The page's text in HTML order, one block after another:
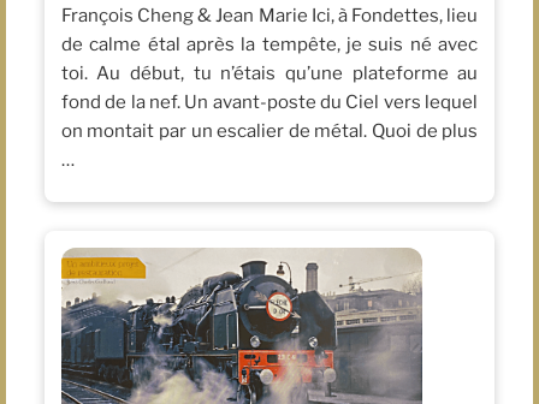
François Cheng & Jean Marie Ici, à Fondettes, lieu
de calme étal après la tempête, je suis né avec
toi. Au début, tu n’étais qu’une plateforme au
fond de la nef. Un avant-poste du Ciel vers lequel
on montait par un escalier de métal. Quoi de plus
…